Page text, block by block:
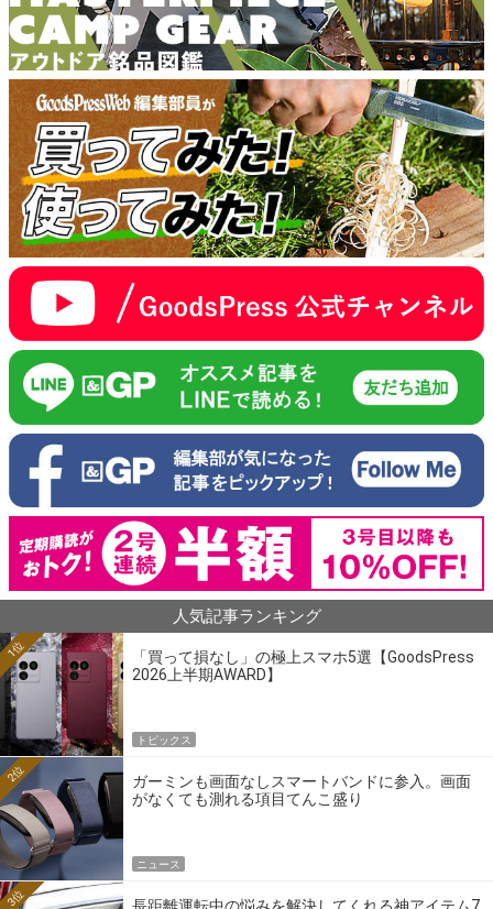
人気記事ランキング
「買って損なし」の極上スマホ5選【GoodsPress
2026上半期AWARD】
1位
トピックス
ガーミンも画面なしスマートバンドに参入。画面
がなくても測れる項目てんこ盛り
2位
ニュース
長距離運転中の悩みを解決してくれる神アイテム7
3位